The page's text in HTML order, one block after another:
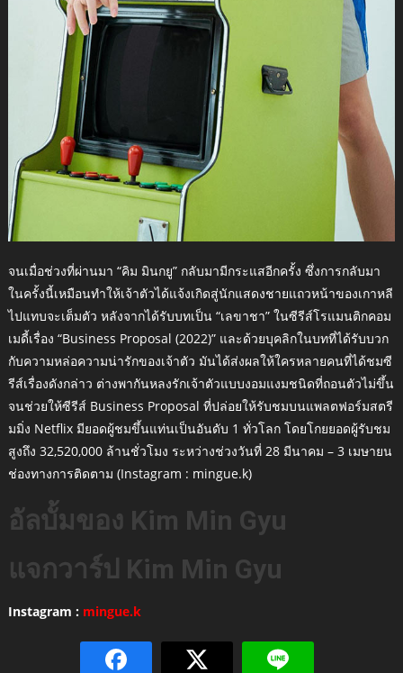
จนเมื่อช่วงที่ผ่านมา “คิม มินกยู” กลับมามีกระแสอีกครั้ง ซึ่งการกลับมา
ในครั้งนี้เหมือนทำให้เจ้าตัวได้แจ้งเกิดสู่นักแสดงชายแถวหน้าของเกาหลี
ไปแทบจะเต็มตัว หลังจากได้รับบทเป็น “เลขาชา” ในซีรีส์โรแมนติกคอม
เมดี้เรื่อง “Business Proposal (2022)” และด้วยบุคลิกในบทที่ได้รับบวก
กับความหล่อความน่ารักของเจ้าตัว มันได้ส่งผลให้ใครหลายคนที่ได้ชมซี
รีส์เรื่องดังกล่าว ต่างพากันหลงรักเจ้าตัวแบบงอมแงมชนิดที่ถอนตัวไม่ขึ้น
จนช่วยให้ซีรีส์ Business Proposal ที่ปล่อยให้รับชมบนแพลตฟอร์มสตรี
มมิ่ง Netflix มียอดผู้ชมขึ้นแท่นเป็นอันดับ 1 ทั่วโลก โดยโกยยอดผู้รับชม
สูงถึง 32,520,000 ล้านชั่วโมง ระหว่างช่วงวันที่ 28 มีนาคม – 3 เมษายน
ช่องทางการติดตาม (Instagram : mingue.k)
อัลบั้มของ Kim Min Gyu
แจกวาร์ป Kim Min Gyu
Instagram : mingue.k